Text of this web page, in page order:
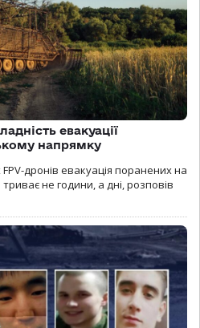
евакуації
напрямку
дронів евакуація поранених на
не години, а дні, розповів